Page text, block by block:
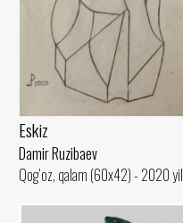
Eskiz
Damir Ruzibaev
Qog‘oz, qalam (60x42) - 2020 yil